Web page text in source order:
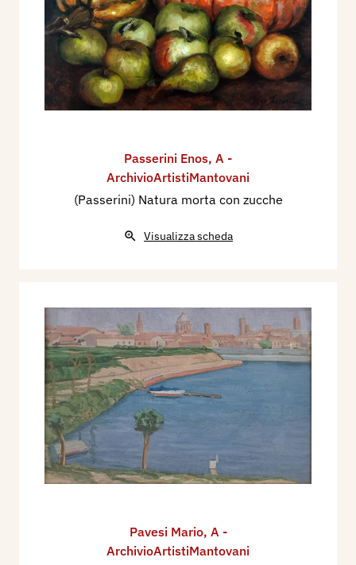
Passerini Enos, A -
ArchivioArtistiMantovani
(Passerini) Natura morta con zucche
Visualizza scheda
Pavesi Mario, A -
ArchivioArtistiMantovani